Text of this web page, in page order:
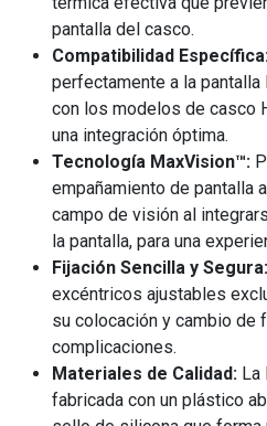
pantalla del casco.
Compatibilidad
perfectamente a la
con los modelos de casco
una integración óptima.
Tecnología MaxVision™:
empañamiento de pantalla
campo de visión al
la pantalla, para una
Fijación Sencilla y Segura:
excéntricos ajustables
su colocación y cambio de
complicaciones.
Materiales de Calidad:
fabricada con un plástico